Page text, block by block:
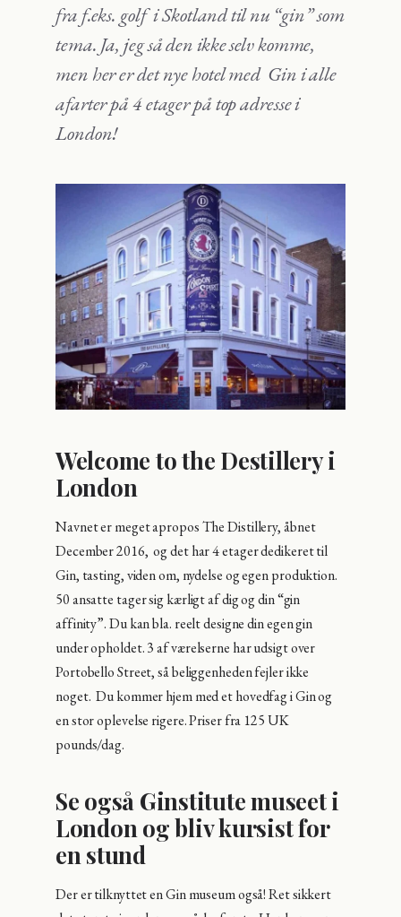
fra f.eks. golf i Skotland til nu “gin” som
tema. Ja, jeg så den ikke selv komme,
men her er det nye hotel med Gin i alle
afarter på 4 etager på top adresse i
London!
Welcome to the Destillery i
London
Navnet er meget apropos The Distillery, åbnet
December 2016, og det har 4 etager dedikeret til
Gin, tasting, viden om, nydelse og egen produktion.
50 ansatte tager sig kærligt af dig og din “gin
affinity”. Du kan bla. reelt designe din egen gin
under opholdet. 3 af værelserne har udsigt over
Portobello Street, så beliggenheden fejler ikke
noget. Du kommer hjem med et hovedfag i Gin og
en stor oplevelse rigere. Priser fra 125 UK
pounds/dag.
Se også Ginstitute museet i
London og bliv kursist for
en stund
Der er tilknyttet en Gin museum også! Ret sikkert